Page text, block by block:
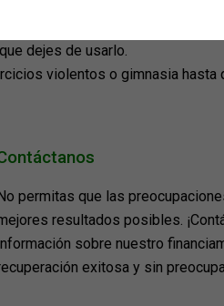
posiciones laterales
dejes de usarlo.
violentos o gimnasia hasta
permitas que las
resultados posibles.
sobre nuestro
exitosa y sin